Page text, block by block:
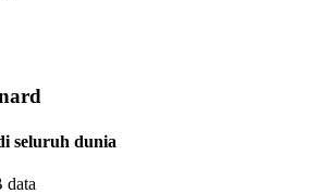
seluruh dunia
data